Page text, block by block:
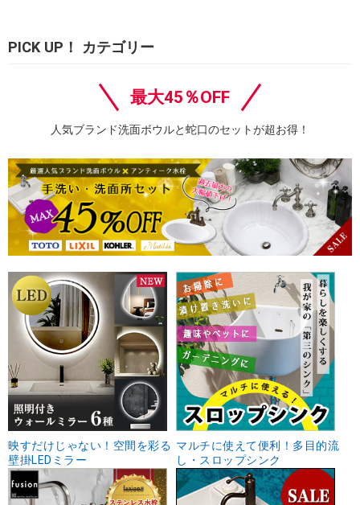
PICK UP！ カテゴリー
最大45％OFF
人気ブランド洗面ボウルと蛇口のセットが超お得！
映すだけじゃない！空間を彩る
壁掛LEDミラー
マルチに使えて便利！多目的流
し・スロップシンク